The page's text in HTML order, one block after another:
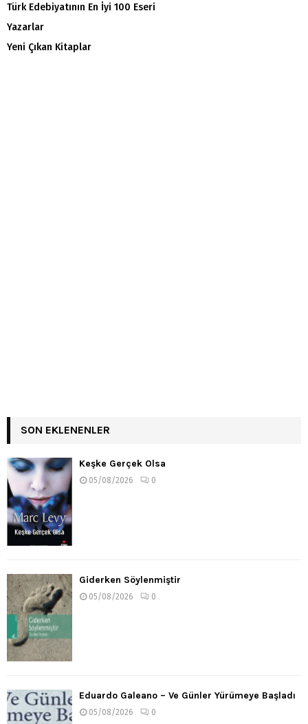
Türk Edebiyatının En İyi 100 Eseri
Yazarlar
Yeni Çıkan Kitaplar
SON EKLENENLER
Keşke Gerçek Olsa
05/08/2026 0
Giderken Söylenmiştir
05/08/2026 0
Eduardo Galeano – Ve Günler Yürümeye Başladı
05/08/2026 0